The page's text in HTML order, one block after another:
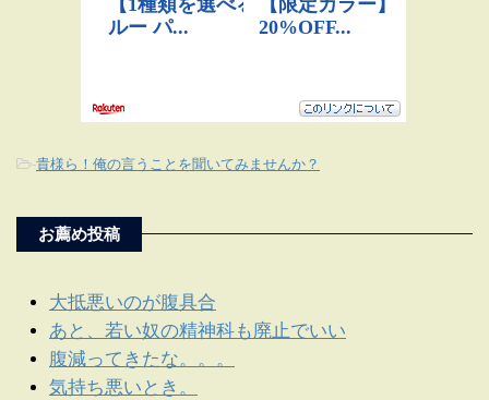
-貴様ら！俺の言うことを聞いてみませんか？
お薦め投稿
大抵悪いのが腹具合
あと、若い奴の精神科も廃止でいい
腹減ってきたな。。。
気持ち悪いとき。